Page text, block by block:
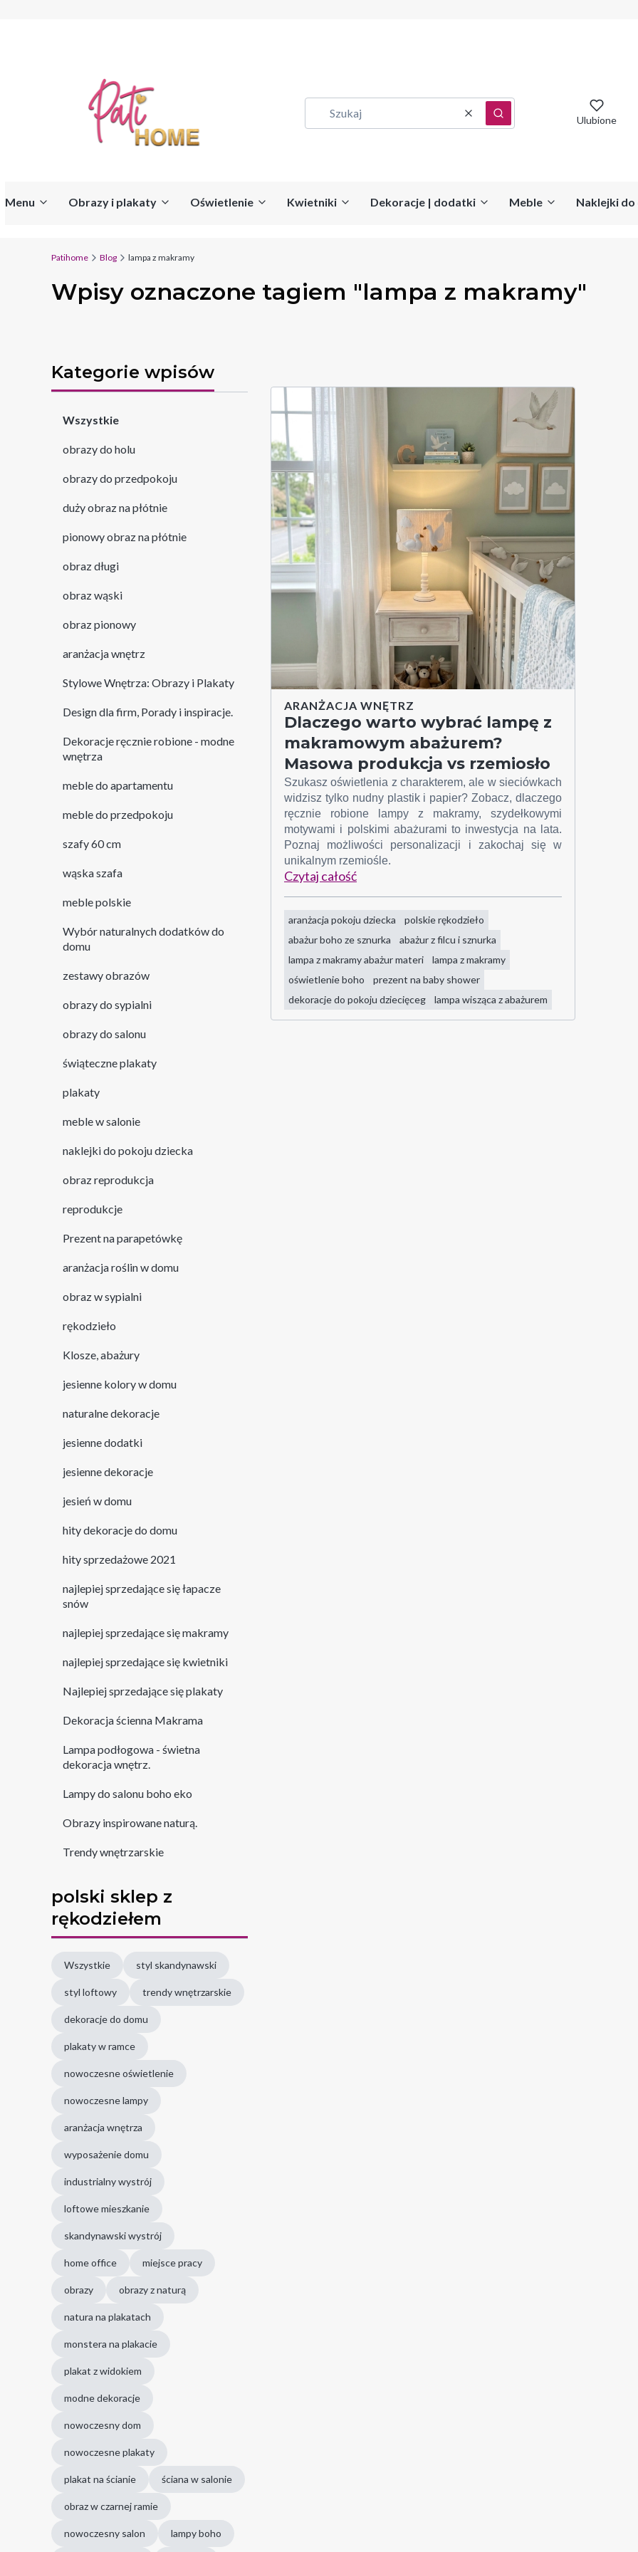
WyczyśćSzukaj Ulubione
Menu Obrazy i plakaty Oświetlenie Kwietniki Dekoracje | dodatki Meble Naklejki do
Patihome Blog lampa z makramy
Wpisy oznaczone tagiem "lampa z makramy"
Kategorie wpisów
Wszystkie
obrazy do holu
obrazy do przedpokoju
duży obraz na płótnie
pionowy obraz na płótnie
obraz długi
obraz wąski
obraz pionowy
aranżacja wnętrz
Stylowe Wnętrza: Obrazy i Plakaty
Design dla firm, Porady i inspiracje.
Dekoracje ręcznie robione - modne
wnętrza
meble do apartamentu
meble do przedpokoju
szafy 60 cm
wąska szafa
meble polskie
Wybór naturalnych dodatków do
domu
zestawy obrazów
obrazy do sypialni
obrazy do salonu
świąteczne plakaty
plakaty
meble w salonie
naklejki do pokoju dziecka
obraz reprodukcja
reprodukcje
Prezent na parapetówkę
aranżacja roślin w domu
obraz w sypialni
rękodzieło
Klosze, abażury
jesienne kolory w domu
naturalne dekoracje
jesienne dodatki
jesienne dekoracje
jesień w domu
hity dekoracje do domu
hity sprzedażowe 2021
najlepiej sprzedające się łapacze
snów
najlepiej sprzedające się makramy
najlepiej sprzedające się kwietniki
Najlepiej sprzedające się plakaty
Dekoracja ścienna Makrama
Lampa podłogowa - świetna
dekoracja wnętrz.
Lampy do salonu boho eko
Obrazy inspirowane naturą.
Trendy wnętrzarskie
polski sklep z
rękodziełem
Wszystkie styl skandynawski
styl loftowy trendy wnętrzarskie
dekoracje do domu
plakaty w ramce
nowoczesne oświetlenie
nowoczesne lampy
aranżacja wnętrza
wyposażenie domu
industrialny wystrój
loftowe mieszkanie
skandynawski wystrój
home office miejsce pracy
obrazy obrazy z naturą
natura na plakatach
monstera na plakacie
plakat z widokiem
modne dekoracje
nowoczesny dom
nowoczesne plakaty
plakat na ścianie ściana w salonie
obraz w czarnej ramie
nowoczesny salon lampy boho
ARANŻACJA WNĘTRZ
Dlaczego warto wybrać lampę z
makramowym abażurem?
Masowa produkcja vs rzemiosło
Szukasz oświetlenia z charakterem, ale w sieciówkach
widzisz tylko nudny plastik i papier? Zobacz, dlaczego
ręcznie robione lampy z makramy, szydełkowymi
motywami i polskimi abażurami to inwestycja na lata.
Poznaj możliwości personalizacji i zakochaj się w
unikalnym rzemiośle.
Czytaj całość
aranżacja pokoju dziecka
polskie rękodzieło
abażur boho ze sznurka
abażur z filcu i sznurka
lampa z makramy abażur materi
lampa z makramy
oświetlenie boho
prezent na baby shower
dekoracje do pokoju dziecięceg
lampa wisząca z abażurem